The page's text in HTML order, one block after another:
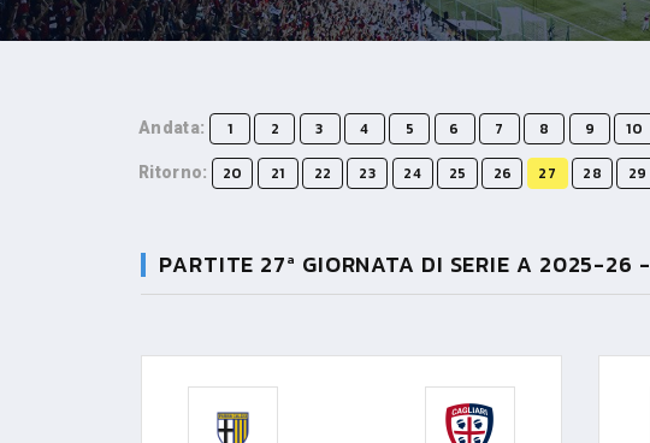
Andata: 1 2 3 4 5 6 7 8 9 10
Ritorno: 20 21 22 23 24 25 26 27 28 29
PARTITE 27ª GIORNATA DI SERIE A 2025-26 -